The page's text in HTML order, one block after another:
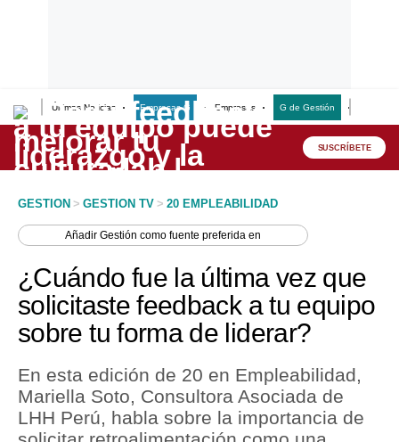
Últimas Noticias Empresas G Empresas G de Gestión
Lo último
Peru Quiosco
Economía
Mercados
Política
Tu Dinero
SUSCRÍBETE
GESTION > GESTION TV > 20 EMPLEABILIDAD
AñadirGestión como fuente preferida en
¿Cuándo fue la última vez que
solicitaste feedback a tu equipo
sobre tu forma de liderar?
En esta edición de 20 en Empleabilidad,
Mariella Soto, Consultora Asociada de
LHH Perú, habla sobre la importancia de